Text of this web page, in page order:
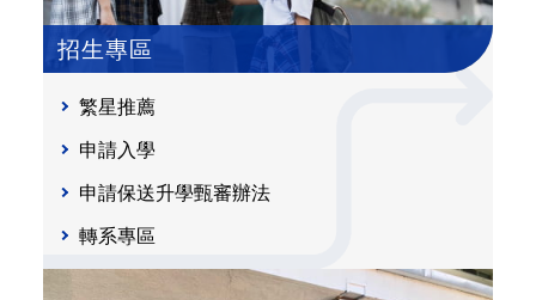
招生專區
繁星推薦
申請入學
申請保送升學甄審辦法
轉系專區